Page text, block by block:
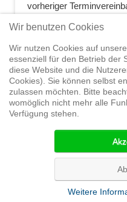
vorheriger
+43 664 5881412
Home Shop Trainings
Sails Yachthandel
©
Wir benutzen Cookies
Wir nutzen Cookies auf
essenziell für den Betrieb der
diese Website und die
Cookies). Sie können selbst
zulassen möchten. Bitte
womöglich nicht mehr alle
Verfügung stehen.
Weitere